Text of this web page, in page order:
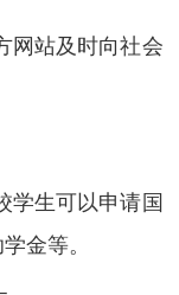
网站及时向社会
学生可以申请国
金等。